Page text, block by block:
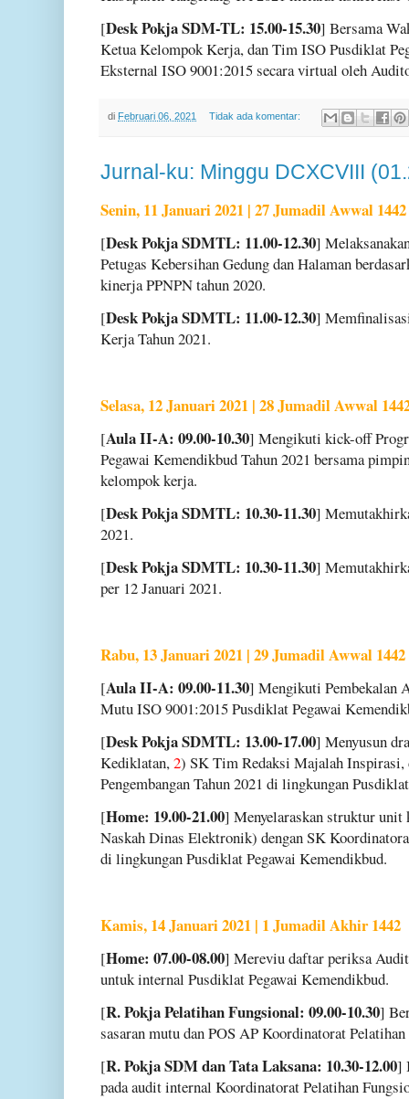
[Desk Pokja SDM-TL: 15.00-15.30] Bersama
Ketua Kelompok Kerja, dan Tim ISO Pusdiklat
Eksternal ISO 9001:2015 secara virtual oleh
di Februari 06, 2021 Tidak ada komentar:
Jurnal-ku: Minggu DCXCVIII
Senin, 11 Januari 2021 | 27 Jumadil Awwal 1442
[Desk Pokja SDMTL: 11.00-12.30]
Petugas Kebersihan Gedung dan Halaman
kinerja PPNPN tahun 2020.
[Desk Pokja SDMTL: 11.00-12.30]
Kerja Tahun 2021.
Selasa, 12 Januari 2021 | 28 Jumadil Awwal
[Aula II-A: 09.00-10.30] Mengikuti kick-off
Pegawai Kemendikbud Tahun 2021 bersama
kelompok kerja.
[Desk Pokja SDMTL: 10.30-11.30]
2021.
[Desk Pokja SDMTL: 10.30-11.30]
per 12 Januari 2021.
Rabu, 13 Januari 2021 | 29 Jumadil Awwal 1442
[Aula II-A: 09.00-11.30] Mengikuti Pembekalan
Mutu ISO 9001:2015 Pusdiklat Pegawai
[Desk Pokja SDMTL: 13.00-17.00] Menyusun
Kediklatan,2) SK Tim Redaksi Majalah
Pengembangan Tahun 2021 di lingkungan
[Home: 19.00-21.00] Menyelaraskan struktur
Naskah Dinas Elektronik) dengan SK
di lingkungan Pusdiklat Pegawai Kemendikbud.
Kamis, 14 Januari 2021 | 1 Jumadil Akhir 1442
[Home: 07.00-08.00] Mereviu daftar periksa
untuk internal Pusdiklat Pegawai Kemendikbud.
[R. Pokja Pelatihan Fungsional: 09.00-10.30]
sasaran mutu dan POS AP Koordinatorat
[R. Pokja SDM dan Tata Laksana: 10.30-12.00]
pada audit internal Koordinatorat Pelatihan